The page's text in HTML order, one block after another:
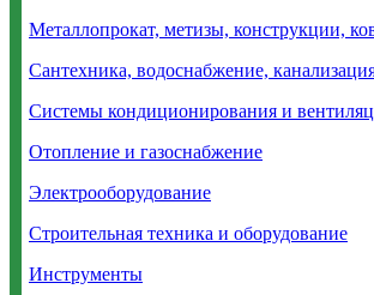
Металлопрокат, метизы, конструкции,
Сантехника, водоснабжение,
Системы кондиционирования и
Отопление и газоснабжение
Электрооборудование
Строительная техника и оборудование
Инструменты